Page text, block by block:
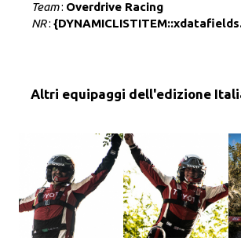
Team: Overdrive Racing
NR:
Altri equipaggi dell'edizione